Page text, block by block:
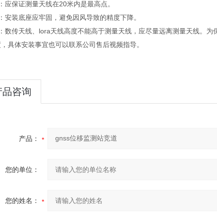
保证测量天线在20米内是最高点。
装底座应牢固，避免因风导致的精度下降。
传天线、lora天线高度不能高于测量天线，应尽量远离测量天线。为
体安装事宜也可以联系公司售后视频指导。
品咨询
产品：
您的单位：
您的姓名：